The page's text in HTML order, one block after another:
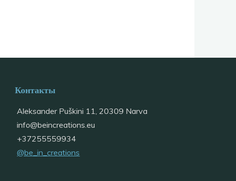
Контакты
Aleksander Puškini 11, 20309 Narva
info@beincreations.eu
+37255559934
@be_in_creations